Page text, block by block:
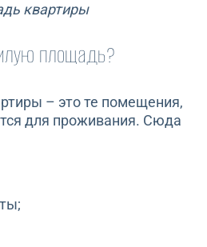
квартиры
площадь?
– это те помещения,
для проживания. Сюда